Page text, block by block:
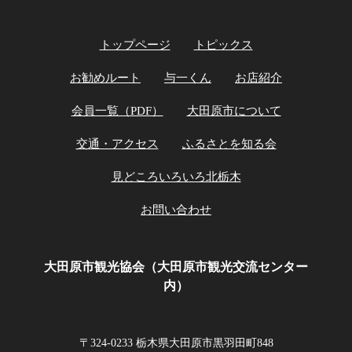
トップページ トピックス
お勧めルート 与一くん お店紹介
会員一覧（PDF） 大田原市について
交通・アクセス ふるさとを知る会
見どころいろいろ北栃木
お問い合わせ
大田原市観光協会（大田原市観光交流センター
内）
〒324-0233 栃木県大田原市黒羽田町848